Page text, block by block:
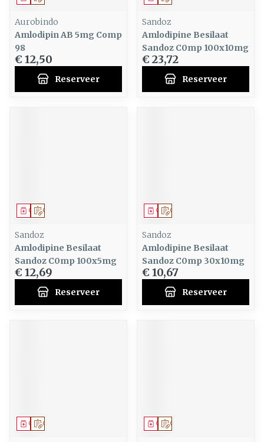
Aurobindo
Amlodipin AB 5mg Comp
98
€ 12,50
Reserveer
Sandoz
Amlodipine Besilaat
Sandoz C0mp 100x10mg
€ 23,72
Reserveer
Op voorschrift
Geneesmiddel
Sandoz
Amlodipine Besilaat
Sandoz C0mp 100x5mg
€ 12,69
Reserveer
Op voorschrift
Geneesmiddel
Sandoz
Amlodipine Besilaat
Sandoz C0mp 30x10mg
€ 10,67
Reserveer
Op voorschrift
Geneesmiddel Op voorschrift
Geneesmiddel